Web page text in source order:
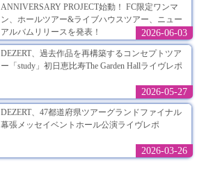
ANNIVERSARY PROJECT始動！ FC限定ワンマ
ン、ホールツアー&ライブハウスツアー、ニュー
アルバムリリースを発表！
2026-06-03
DEZERT、過去作品を再構築するコンセプトツア
ー「study」初日恵比寿The Garden Hallライヴレポ
2026-05-27
DEZERT、47都道府県ツアーグランドファイナル
幕張メッセイベントホール公演ライヴレポ
2026-03-26